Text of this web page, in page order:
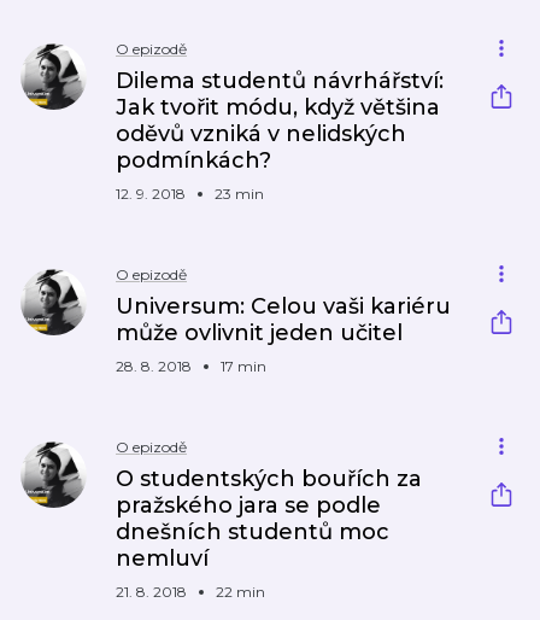
O epizodě
Dilema studentů návrhářství:
Jak tvořit módu, když většina
oděvů vzniká v nelidských
podmínkách?
12. 9. 2018 23 min
O epizodě
Universum: Celou vaši kariéru
může ovlivnit jeden učitel
28. 8. 2018 17 min
O epizodě
O studentských bouřích za
pražského jara se podle
dnešních studentů moc
nemluví
21. 8. 2018 22 min